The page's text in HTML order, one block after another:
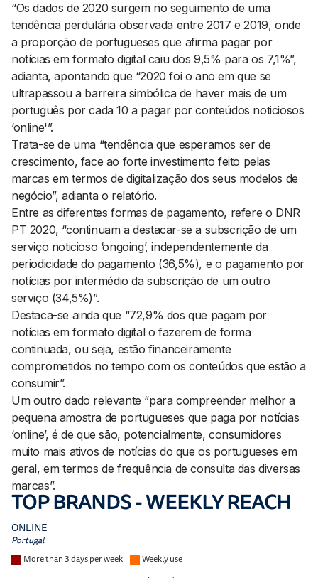
“Os dados de 2020 surgem no seguimento de uma
tendência perdulária observada entre 2017 e 2019, onde
a proporção de portugueses que afirma pagar por
notícias em formato digital caiu dos 9,5% para os 7,1%”,
adianta, apontando que “2020 foi o ano em que se
ultrapassou a barreira simbólica de haver mais de um
português por cada 10 a pagar por conteúdos noticiosos
‘online'”.
Trata-se de uma “tendência que esperamos ser de
crescimento, face ao forte investimento feito pelas
marcas em termos de digitalização dos seus modelos de
negócio”, adianta o relatório.
Entre as diferentes formas de pagamento, refere o DNR
PT 2020, “continuam a destacar-se a subscrição de um
serviço noticioso ‘ongoing’, independentemente da
periodicidade do pagamento (36,5%), e o pagamento por
notícias por intermédio da subscrição de um outro
serviço (34,5%)”.
Destaca-se ainda que “72,9% dos que pagam por
notícias em formato digital o fazerem de forma
continuada, ou seja, estão financeiramente
comprometidos no tempo com os conteúdos que estão a
consumir”.
Um outro dado relevante “para compreender melhor a
pequena amostra de portugueses que paga por notícias
‘online’, é de que são, potencialmente, consumidores
muito mais ativos de notícias do que os portugueses em
geral, em termos de frequência de consulta das diversas
marcas”.